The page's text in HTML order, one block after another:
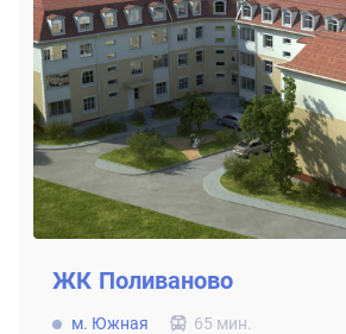
ЖК Поливаново
м. Южная
65 мин.